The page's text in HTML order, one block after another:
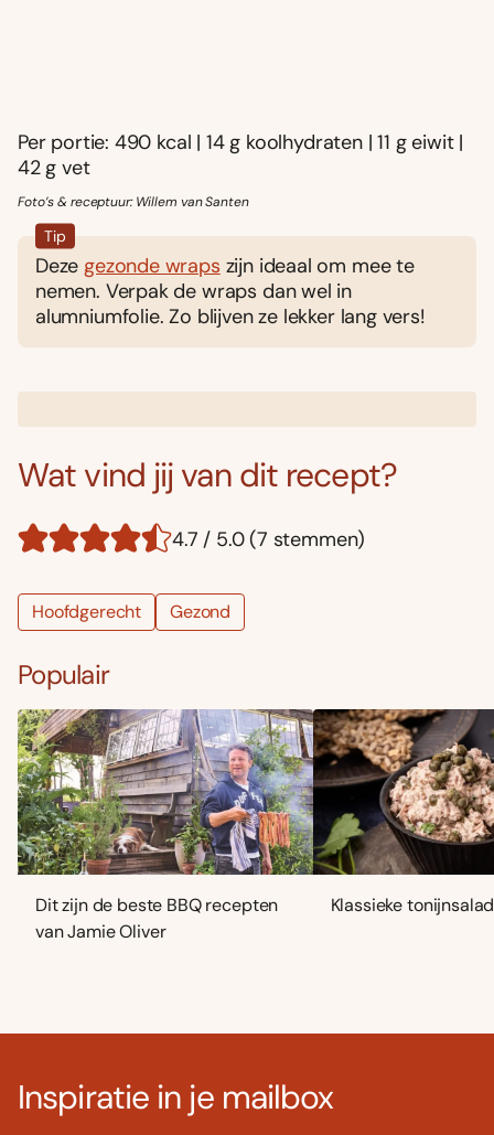
Per portie: 490 kcal | 14 g koolhydraten | 11 g eiwit |
42 g vet
Foto’s & receptuur: Willem van Santen
Tip
Deze gezonde wraps zijn ideaal om mee te
nemen. Verpak de wraps dan wel in
alumniumfolie. Zo blijven ze lekker lang vers!
Wat vind jij van dit recept?
4.7 / 5.0 (7 stemmen)
Hoofdgerecht Gezond
Populair
Dit zijn de beste BBQ recepten
van Jamie Oliver
Klassieke
Inspiratie in je mailbox